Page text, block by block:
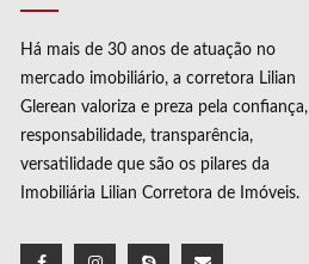
Há mais de 30 anos de atuação no
mercado imobiliário, a corretora Lilian
Glerean valoriza e preza pela confiança,
responsabilidade, transparência,
versatilidade que são os pilares da
Imobiliária Lilian Corretora de Imóveis.